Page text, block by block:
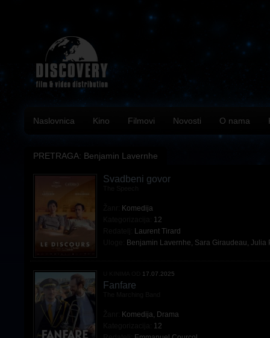
Naslovnica Kino Filmovi Novosti O nama
PRETRAGA: Benjamin Lavernhe
Svadbeni govor
Komedija
12
Laurent Tirard
Benjamin Lavernhe, Sara Giraudeau, Julia
17.07.2025
Fanfare
Komedija, Drama
12